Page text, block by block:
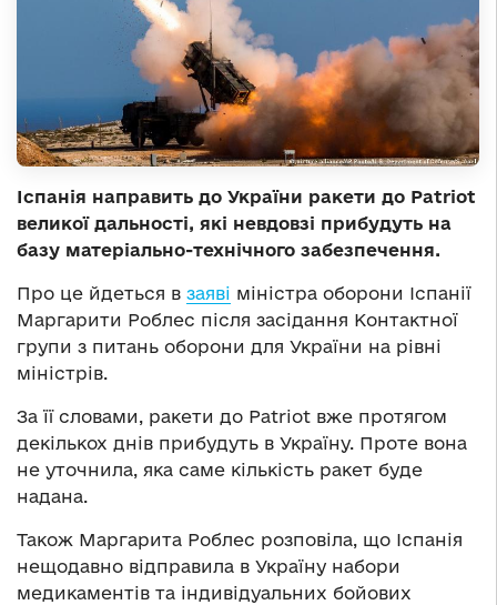
Іспанія направить до України ракети до Patriot
великої дальності, які невдовзі прибудуть на
базу матеріально-технічного забезпечення.
Про це йдеться в заяві міністра оборони Іспанії
Маргарити Роблес після засідання Контактної
групи з питань оборони для України на рівні
міністрів.
За її словами, ракети до Patriot вже протягом
декількох днів прибудуть в Україну. Проте вона
не уточнила, яка саме кількість ракет буде
надана.
Також Маргарита Роблес розповіла, що Іспанія
нещодавно відправила в Україну набори
медикаментів та індивідуальних бойових